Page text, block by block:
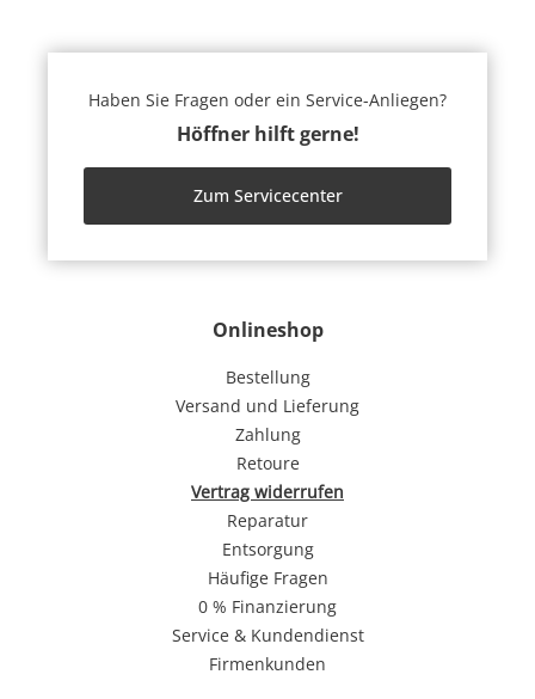
Onlineshop
Bestellung
Versand und Lieferung
Zahlung
Retoure
Vertrag widerrufen
Reparatur
Entsorgung
Häufige Fragen
0 % Finanzierung
Service & Kundendienst
Firmenkunden
Haben Sie Fragen oder ein Service-Anliegen?
Höffner hilft gerne!
Zum Servicecenter